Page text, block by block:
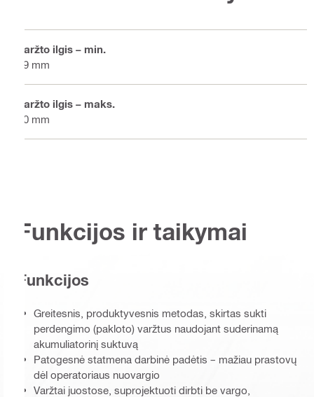
Varžto ilgis – min.
19 mm
Varžto ilgis – maks.
40 mm
Funkcijos ir taikymai
Funkcijos
Greitesnis, produktyvesnis metodas, skirtas sukti
perdengimo (pakloto) varžtus naudojant suderinamą
akumuliatorinį suktuvą
Patogesnė statmena darbinė padėtis – mažiau prastovų
dėl operatoriaus nuovargio
Varžtai juostose, suprojektuoti dirbti be vargo,